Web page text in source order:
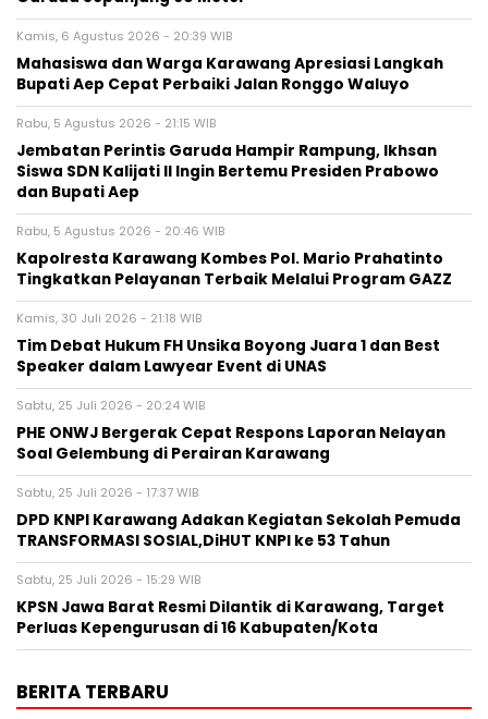
Kamis, 6 Agustus 2026 - 20:39 WIB
Mahasiswa dan Warga Karawang Apresiasi Langkah
Bupati Aep Cepat Perbaiki Jalan Ronggo Waluyo
Rabu, 5 Agustus 2026 - 21:15 WIB
Jembatan Perintis Garuda Hampir Rampung, Ikhsan
Siswa SDN Kalijati II Ingin Bertemu Presiden Prabowo
dan Bupati Aep
Rabu, 5 Agustus 2026 - 20:46 WIB
Kapolresta Karawang Kombes Pol. Mario Prahatinto
Tingkatkan Pelayanan Terbaik Melalui Program GAZZ
Kamis, 30 Juli 2026 - 21:18 WIB
​Tim Debat Hukum FH Unsika Boyong Juara 1 dan Best
Speaker dalam Lawyear Event di UNAS
Sabtu, 25 Juli 2026 - 20:24 WIB
PHE ONWJ Bergerak Cepat Respons Laporan Nelayan
Soal Gelembung di Perairan Karawang
Sabtu, 25 Juli 2026 - 17:37 WIB
DPD KNPI Karawang Adakan Kegiatan Sekolah Pemuda
TRANSFORMASI SOSIAL,DiHUT KNPI ke 53 Tahun
Sabtu, 25 Juli 2026 - 15:29 WIB
KPSN Jawa Barat Resmi Dilantik di Karawang, Target
Perluas Kepengurusan di 16 Kabupaten/Kota
BERITA TERBARU